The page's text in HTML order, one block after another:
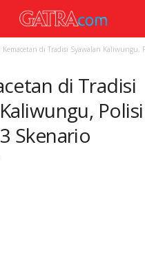
Kemacetan di Tradisi Syawalan Kaliwungu,
di Tradisi
Polisi
Skenario